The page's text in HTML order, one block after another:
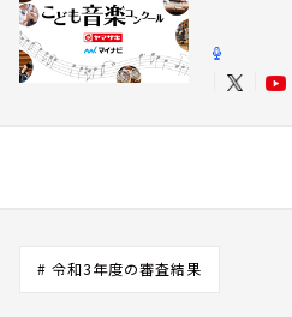
# 令和3年度の審査結果